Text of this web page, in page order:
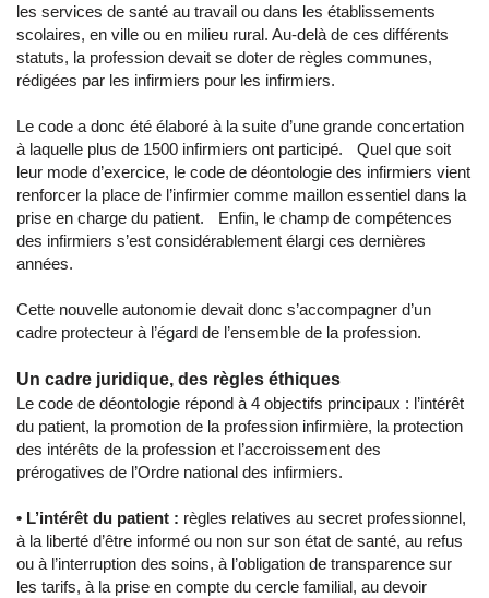
les services de santé au travail ou dans les établissements
scolaires, en ville ou en milieu rural. Au-delà de ces différents
statuts, la profession devait se doter de règles communes,
rédigées par les infirmiers pour les infirmiers.
Le code a donc été élaboré à la suite d’une grande concertation
à laquelle plus de 1500 infirmiers ont participé. Quel que soit
leur mode d’exercice, le code de déontologie des infirmiers vient
renforcer la place de l’infirmier comme maillon essentiel dans la
prise en charge du patient. Enfin, le champ de compétences
des infirmiers s’est considérablement élargi ces dernières
années.
Cette nouvelle autonomie devait donc s’accompagner d’un
cadre protecteur à l’égard de l’ensemble de la profession.
Un cadre juridique, des règles éthiques
Le code de déontologie répond à 4 objectifs principaux : l’intérêt
du patient, la promotion de la profession infirmière, la protection
des intérêts de la profession et l’accroissement des
prérogatives de l’Ordre national des infirmiers.
• L’intérêt du patient : règles relatives au secret professionnel,
à la liberté d’être informé ou non sur son état de santé, au refus
ou à l’interruption des soins, à l’obligation de transparence sur
les tarifs, à la prise en compte du cercle familial, au devoir